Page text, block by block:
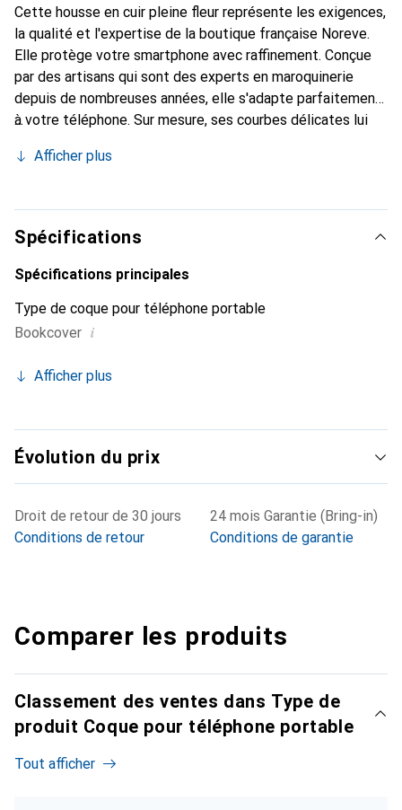
Cette housse en cuir pleine fleur représente les exigences,
la qualité et l'expertise de la boutique française Noreve.
Elle protège votre smartphone avec raffinement. Conçue
par des artisans qui sont des experts en maroquinerie
depuis de nombreuses années, elle s'adapte parfaitement
à votre téléphone. Sur mesure, ses courbes délicates lui
accessoire chic et essentiel de votre smartphone.
qualité, la marque Noreve est un choix sûr pour une
clientèle exigeante.
Afficher plus
Spécifications
Spécifications principales
Type de coque pour téléphone portable
Bookcover i
Afficher plus
Évolution du prix
Droit de retour de 30 jours
Conditions de retour
24 mois Garantie (Bring-in)
Conditions de garantie
Comparer les produits
Classement des ventes dans Type de
produit Coque pour téléphone portable
Tout afficher